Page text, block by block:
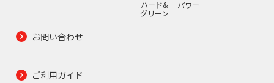
ハード&
グリーン
パワー
お問い合わせ
ご利用ガイド